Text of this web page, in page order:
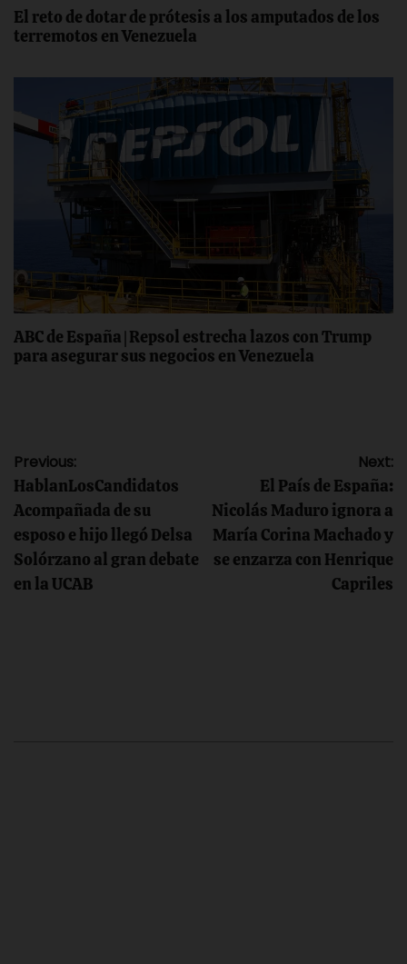
El reto de dotar de prótesis a los amputados de los
terremotos en Venezuela
ABC de España | Repsol estrecha lazos con Trump
para asegurar sus negocios en Venezuela
Navegación
de
entradas
Previous:
HablanLosCandidatos
Acompañada de su
esposo e hijo llegó Delsa
Solórzano al gran debate
en la UCAB
Next:
El País de España:
Nicolás Maduro ignora a
María Corina Machado y
se enzarza con Henrique
Capriles